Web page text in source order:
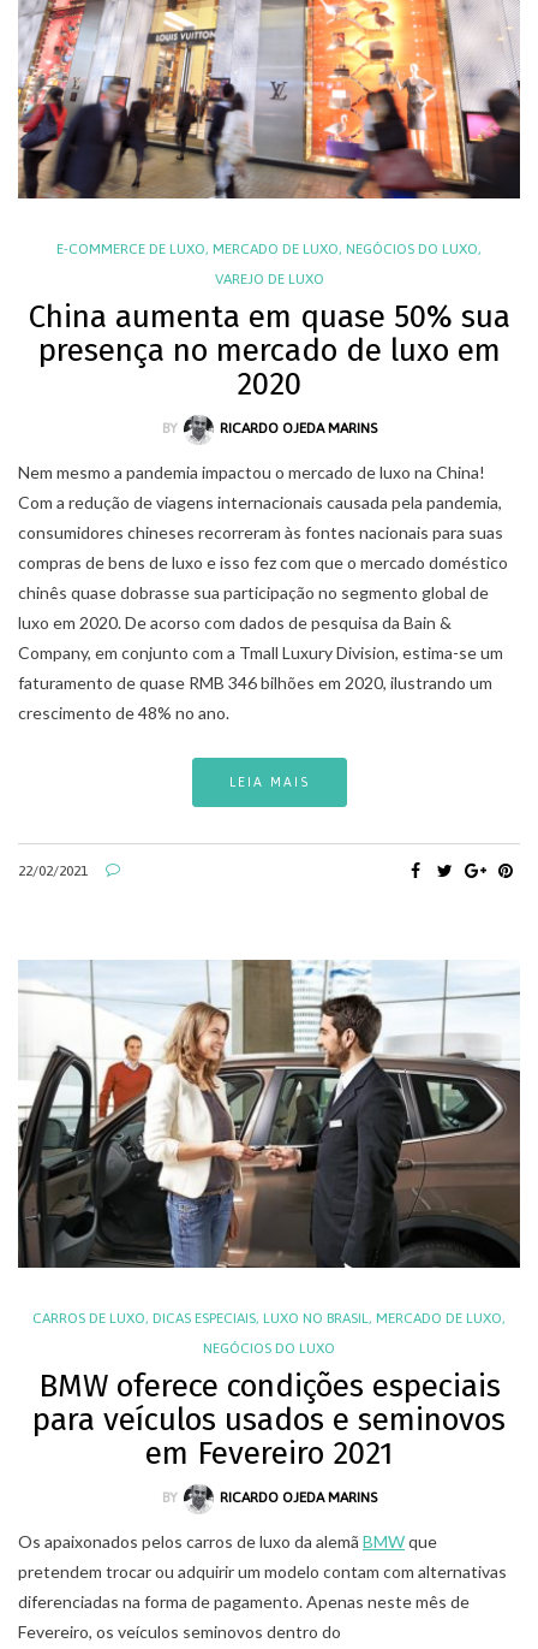
E-COMMERCE DE LUXO, MERCADO DE LUXO, NEGÓCIOS DO LUXO,
VAREJO DE LUXO
China aumenta em quase 50% sua
presença no mercado de luxo em
2020
BY RICARDO OJEDA MARINS
Nem mesmo a pandemia impactou o mercado de luxo na China!
Com a redução de viagens internacionais causada pela pandemia,
consumidores chineses recorreram às fontes nacionais para suas
compras de bens de luxo e isso fez com que o mercado doméstico
chinês quase dobrasse sua participação no segmento global de
luxo em 2020. De acorso com dados de pesquisa da Bain &
Company, em conjunto com a Tmall Luxury Division, estima-se um
faturamento de quase RMB 346 bilhões em 2020, ilustrando um
crescimento de 48% no ano.
LEIA MAIS
22/02/2021
CARROS DE LUXO, DICAS ESPECIAIS, LUXO NO BRASIL, MERCADO DE LUXO,
NEGÓCIOS DO LUXO
BMW oferece condições especiais
para veículos usados e seminovos
em Fevereiro 2021
BY RICARDO OJEDA MARINS
Os apaixonados pelos carros de luxo da alemã BMWque
pretendem trocar ou adquirir um modelo contam com alternativas
diferenciadas na forma de pagamento. Apenas neste mês de
Fevereiro, os veículos seminovos dentro do